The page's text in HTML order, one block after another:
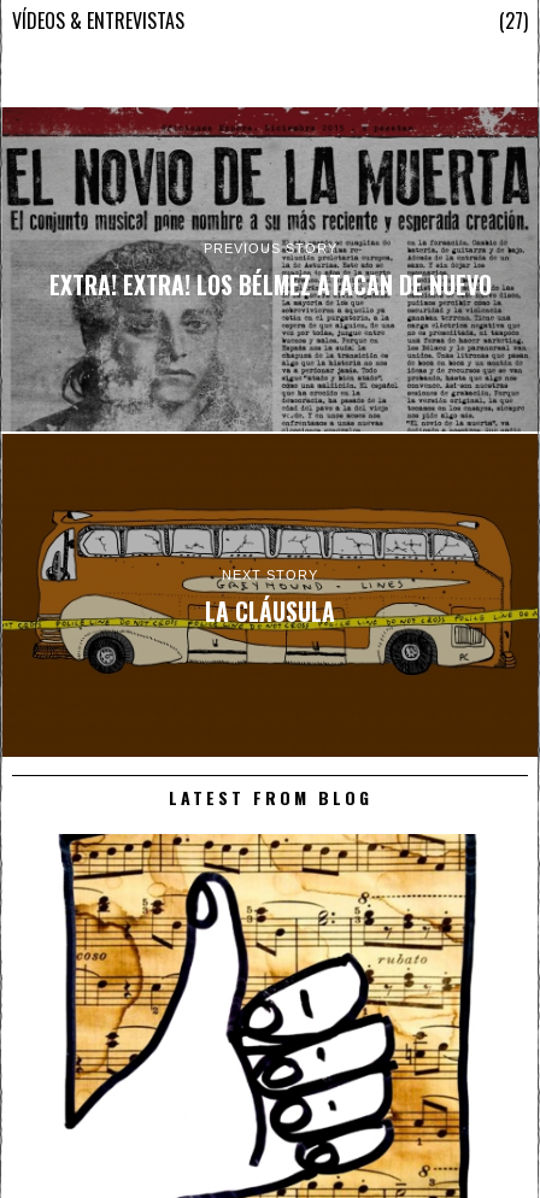
VÍDEOS & ENTREVISTAS 27
PREVIOUS STORY
EXTRA! EXTRA! LOS BÉLMEZ ATACAN DE NUEVO
NEXT STORY
LA CLÁUSULA
LATEST FROM BLOG